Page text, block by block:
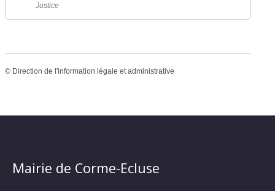
Justice
© Direction de l'information légale et administrative
Mairie de Corme-Ecluse